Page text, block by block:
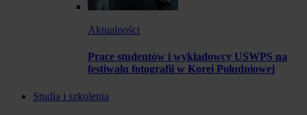
Aktualności
Prace studentów i wykładowcy USWPS na
festiwalu fotografii w Korei Południowej
Studia i szkolenia